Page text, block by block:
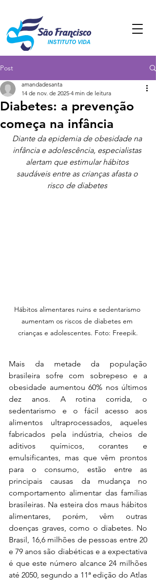
Post
Diabetes: a prevenção
começa na infância
amandadesanta
14 de nov. de 2025 4 min de leitura
Diante da epidemia de obesidade na
infância e adolescência, especialistas
alertam que estimular hábitos
saudáveis entre as crianças afasta o
risco de diabetes
Hábitos alimentares ruins e sedentarismo
aumentam os riscos de diabetes em
crianças e adolescentes. Foto: Freepik.
Mais da metade da população
brasileira sofre com sobrepeso e a
obesidade aumentou 60% nos últimos
dez anos. A rotina corrida, o
sedentarismo e o fácil acesso aos
alimentos ultraprocessados, aqueles
fabricados pela indústria, cheios de
aditivos químicos, corantes e
emulsificantes, mas que vêm prontos
para o consumo, estão entre as
principais causas da mudança no
comportamento alimentar das famílias
brasileiras. Na esteira dos maus hábitos
alimentares, porém, vêm outras
doenças graves, como o diabetes. No
Brasil, 16,6 milhões de pessoas entre 20
e 79 anos são diabéticas e a expectativa
é que este número alcance 24 milhões
até 2050, segundo a 11ª edição do Atlas